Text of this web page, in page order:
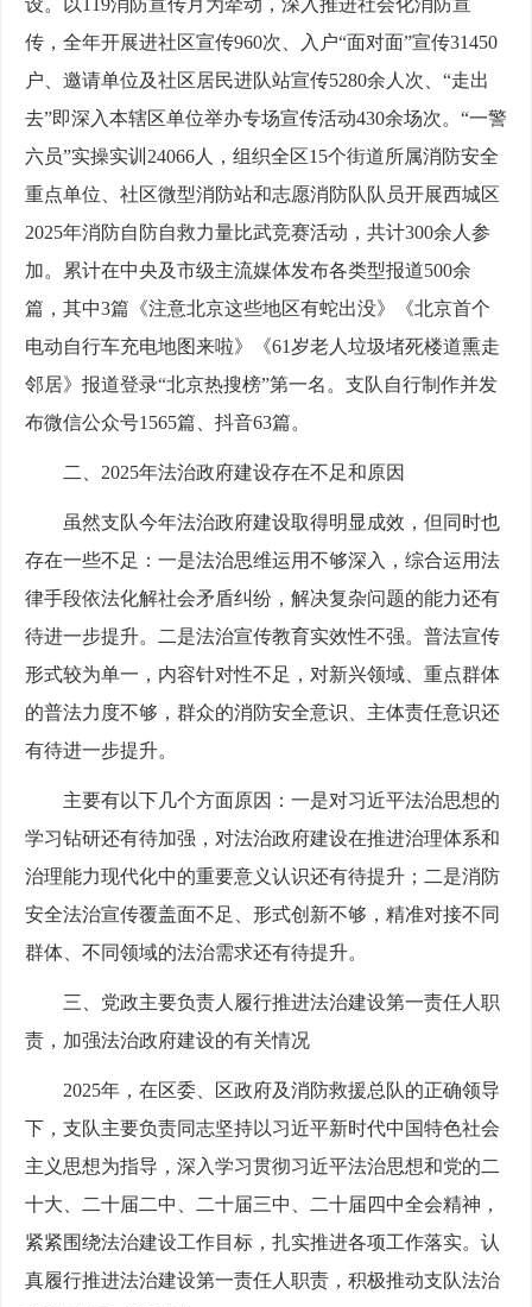
设。以119消防宣传月为牵动，深入推进社会化消防宣
传，全年开展进社区宣传960次、入户“面对面”宣传31450
户、邀请单位及社区居民进队站宣传5280余人次、“走出
去”即深入本辖区单位举办专场宣传活动430余场次。“一警
六员”实操实训24066人，组织全区15个街道所属消防安全
重点单位、社区微型消防站和志愿消防队队员开展西城区
2025年消防自防自救力量比武竞赛活动，共计300余人参
加。累计在中央及市级主流媒体发布各类型报道500余
篇，其中3篇《注意北京这些地区有蛇出没》《北京首个
电动自行车充电地图来啦》《61岁老人垃圾堵死楼道熏走
邻居》报道登录“北京热搜榜”第一名。支队自行制作并发
布微信公众号1565篇、抖音63篇。
二、2025年法治政府建设存在不足和原因
虽然支队今年法治政府建设取得明显成效，但同时也
存在一些不足：一是法治思维运用不够深入，综合运用法
律手段依法化解社会矛盾纠纷，解决复杂问题的能力还有
待进一步提升。二是法治宣传教育实效性不强。普法宣传
形式较为单一，内容针对性不足，对新兴领域、重点群体
的普法力度不够，群众的消防安全意识、主体责任意识还
有待进一步提升。
主要有以下几个方面原因：一是对习近平法治思想的
学习钻研还有待加强，对法治政府建设在推进治理体系和
治理能力现代化中的重要意义认识还有待提升；二是消防
安全法治宣传覆盖面不足、形式创新不够，精准对接不同
群体、不同领域的法治需求还有待提升。
三、党政主要负责人履行推进法治建设第一责任人职
责，加强法治政府建设的有关情况
2025年，在区委、区政府及消防救援总队的正确领导
下，支队主要负责同志坚持以习近平新时代中国特色社会
主义思想为指导，深入学习贯彻习近平法治思想和党的二
十大、二十届二中、二十届三中、二十届四中全会精神，
紧紧围绕法治建设工作目标，扎实推进各项工作落实。认
真履行推进法治建设第一责任人职责，积极推动支队法治